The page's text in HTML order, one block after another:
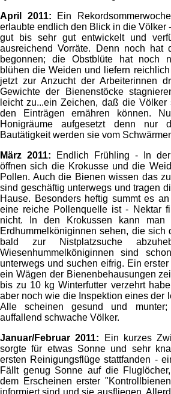
April 2011: Ein
erlaubte endlich den Blick in die Völker
gut bis sehr gut entwickelt und
ausreichend Vorräte. Denn noch hat
begonnen; die Obstblüte hat noch
blühen die Weiden und liefern
jetzt zur Anzucht der Arbeiterinnen
Gewichte der Bienenstöcke
leicht zu...ein Zeichen, daß die
den Einträgen ernähren können.
Honigräume aufgesetzt denn nur
Bautätigkeit werden sie vom
März 2011: Endlich Frühling - In
öffnen sich die Krokusse und die
Pollen. Auch die Bienen wissen das
sind geschäftig unterwegs und tragen
Hause. Besonders heftig summt es
eine reiche Pollenquelle ist - Nektar
nicht. In den Krokussen kann man
Erdhummelköniginnen sehen, die sich
bald zur Nistplatzsuche
Wiesenhummelköniginnen sind
unterwegs und suchen eifrig. Ein
ein Wägen der Bienenbehausungen
bis zu 10 kg Winterfutter verzehrt
aber noch wie die Inspektion eines der
Alle scheinen gesund und
auffallend schwache Völker.
Januar/Februar 2011: Ein kurzes
sorgte für etwas Sonne und sehr
ersten Reinigungsflüge stattfanden -
Fällt genug Sonne auf die
dem Erscheinen erster
informiert sind und sie ausfliegen.